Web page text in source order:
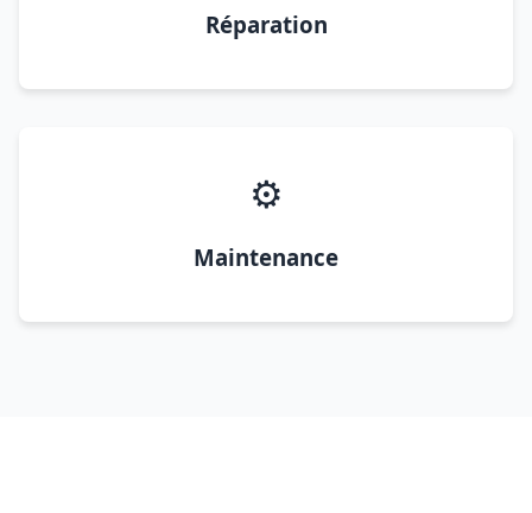
Réparation
⚙️
Maintenance